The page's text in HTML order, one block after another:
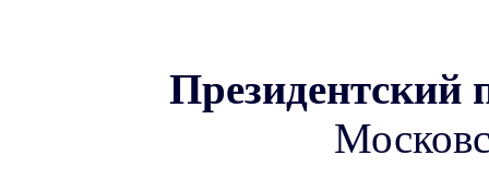
Президентский